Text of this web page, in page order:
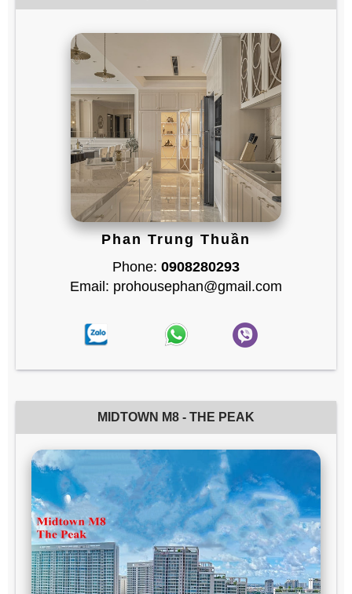
Phan Trung Thuần
Phone: 0908280293
Email: prohousephan@gmail.com
MIDTOWN M8 - THE PEAK